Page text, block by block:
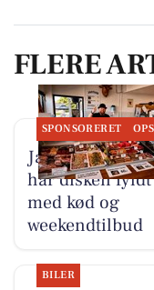
FLERE
SPONSORERET
Jaataak
har disken fyldt
med kød og
weekendtilbud
BILER